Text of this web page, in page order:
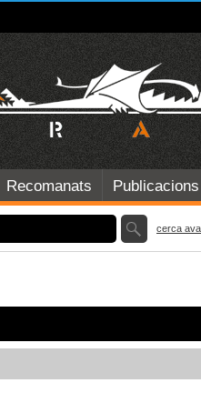
Recomanats
cerca